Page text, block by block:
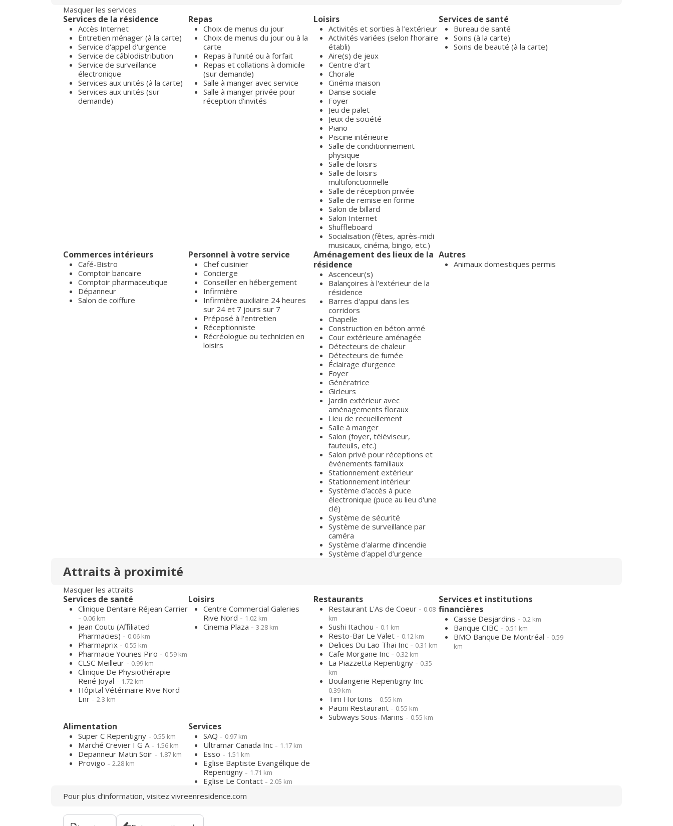
Masquer les services
Services de la résidence
Accès Internet
Entretien ménager (à la carte)
Service d'appel d'urgence
Service de câblodistribution
Service de surveillance
électronique
Services aux unités (à la carte)
Services aux unités (sur
demande)
Repas
Choix de menus du jour
Choix de menus du jour ou à la
carte
Repas à l’unité ou à forfait
Repas et collations à domicile
(sur demande)
Salle à manger avec service
Salle à manger privée pour
réception d’invités
Loisirs
Activités et sorties à l’extérieur
Activités variées (selon l’horaire
établi)
Aire(s) de jeux
Centre d'art
Chorale
Cinéma maison
Danse sociale
Foyer
Jeu de palet
Jeux de société
Piano
Piscine intérieure
Salle de conditionnement
physique
Salle de loisirs
Salle de loisirs
multifonctionnelle
Salle de réception privée
Salle de remise en forme
Salon de billard
Salon Internet
Shuffleboard
Socialisation (fêtes, après-midi
musicaux, cinéma, bingo, etc.)
Services de santé
Bureau de santé
Soins (à la carte)
Soins de beauté (à la carte)
Commerces intérieurs
Café-Bistro
Comptoir bancaire
Comptoir pharmaceutique
Dépanneur
Salon de coiffure
Personnel à votre service
Chef cuisinier
Concierge
Conseiller en hébergement
Infirmière
Infirmière auxiliaire 24 heures
sur 24 et 7 jours sur 7
Préposé à l'entretien
Réceptionniste
Récréologue ou technicien en
loisirs
Aménagement des lieux de la
résidence
Ascenceur(s)
Balançoires à l'extérieur de la
résidence
Barres d'appui dans les
corridors
Chapelle
Construction en béton armé
Cour extérieure aménagée
Détecteurs de chaleur
Détecteurs de fumée
Éclairage d’urgence
Foyer
Génératrice
Gicleurs
Jardin extérieur avec
aménagements floraux
Lieu de recueillement
Salle à manger
Salon (foyer, téléviseur,
fauteuils, etc.)
Salon privé pour réceptions et
événements familiaux
Stationnement extérieur
Stationnement intérieur
Système d'accès à puce
électronique (puce au lieu d'une
clé)
Système de sécurité
Système de surveillance par
caméra
Système d’alarme d’incendie
Système d’appel d’urgence
Autres
Animaux domestiques permis
Attraits à proximité
Masquer les attraits
Services de santé
Clinique Dentaire Réjean Carrier
- 0.06 km
Jean Coutu (Affiliated
Pharmacies) - 0.06 km
Pharmaprix - 0.55 km
Pharmacie Younes Piro - 0.59 km
CLSC Meilleur - 0.99 km
Clinique De Physiothérapie
René Joyal - 1.72 km
Hôpital Vétérinaire Rive Nord
Enr - 2.3 km
Loisirs
Centre Commercial Galeries
Rive Nord - 1.02 km
Cinema Plaza - 3.28 km
Restaurants
Restaurant L'As de Coeur - 0.08
km
Sushi Itachou - 0.1 km
Resto-Bar Le Valet - 0.12 km
Delices Du Lao Thai Inc - 0.31 km
Cafe Morgane Inc - 0.32 km
La Piazzetta Repentigny - 0.35
km
Boulangerie Repentigny Inc -
0.39 km
Tim Hortons - 0.55 km
Pacini Restaurant - 0.55 km
Subways Sous-Marins - 0.55 km
Services et institutions
financières
Caisse Desjardins - 0.2 km
Banque CIBC - 0.51 km
BMO Banque De Montréal - 0.59
km
Alimentation
Super C Repentigny - 0.55 km
Marché Crevier I G A - 1.56 km
Depanneur Matin Soir - 1.87 km
Provigo - 2.28 km
Services
SAQ - 0.97 km
Ultramar Canada Inc - 1.17 km
Esso - 1.51 km
Eglise Baptiste Evangélique de
Repentigny - 1.71 km
Eglise Le Contact - 2.05 km
Pour plus d’information, visitez vivreenresidence.com